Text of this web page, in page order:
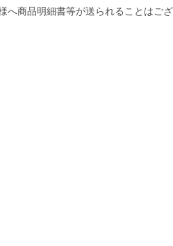
へ商品明細書等が送られることはござ